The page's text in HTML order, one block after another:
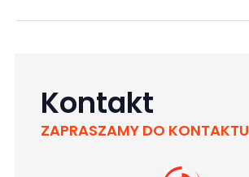
Kontakt
ZAPRASZAMY DO KONTAKTU